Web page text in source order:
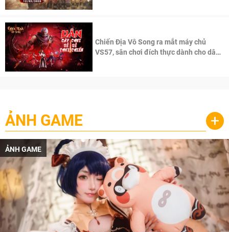
Chiến Địa Vô Song ra mắt máy chủ
VS57, sân chơi đích thực dành cho dân
ẢNH GAME +
ẢNH GAME